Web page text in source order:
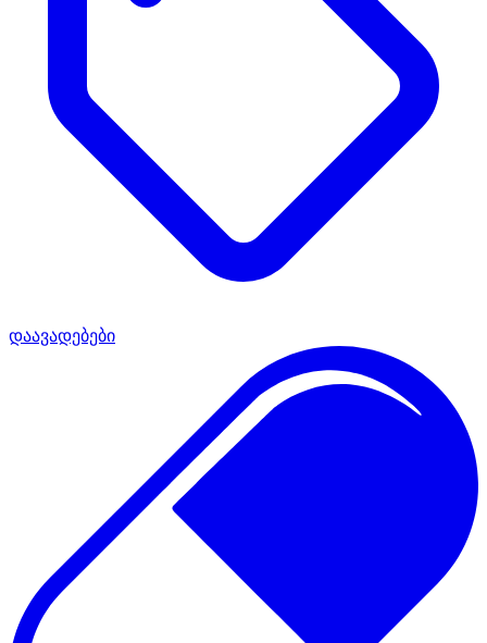
დაავადებები